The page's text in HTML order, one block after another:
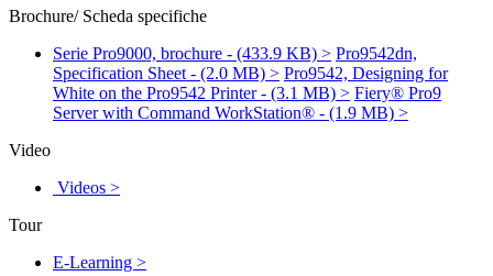
Brochure/ Scheda specifiche
Serie Pro9000, brochure - (433.9 KB) > Pro9542dn,
Specification Sheet - (2.0 MB) > Pro9542, Designing for
White on the Pro9542 Printer - (3.1 MB) > Fiery® Pro9
Server with Command WorkStation® - (1.9 MB) >
Video
Videos >
Tour
E-Learning >